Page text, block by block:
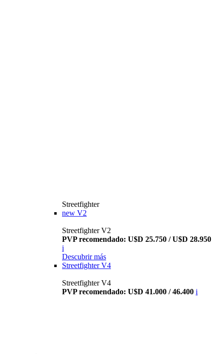
Streetfighter
new V2
Streetfighter V2
PVP recomendado: U$D 25.750 / U$D 28.950
i
Descubrir más
Streetfighter V4
Streetfighter V4
PVP recomendado: U$D 41.000 / 46.400 i